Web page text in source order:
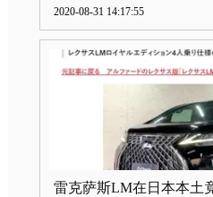
2020-08-31 14:17:55